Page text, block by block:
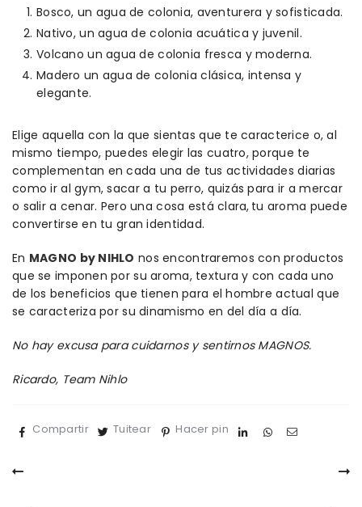
Bosco, un agua de colonia, aventurera y sofisticada.
Nativo, un agua de colonia acuática y juvenil.
Volcano un agua de colonia fresca y moderna.
Madero un agua de colonia clásica, intensa y
elegante.
Elige aquella con la que sientas que te caracterice o, al
mismo tiempo, puedes elegir las cuatro, porque te
complementan en cada una de tus actividades diarias
como ir al gym, sacar a tu perro, quizás para ir a mercar
o salir a cenar. Pero una cosa está clara, tu aroma puede
convertirse en tu gran identidad.
En MAGNO by NIHLO nos encontraremos con productos
que se imponen por su aroma, textura y con cada uno
de los beneficios que tienen para el hombre actual que
se caracteriza por su dinamismo en del día a día.
No hay excusa para cuidarnos y sentirnos MAGNOS.
Ricardo, Team Nihlo
Compartir Tuitear Hacer pin